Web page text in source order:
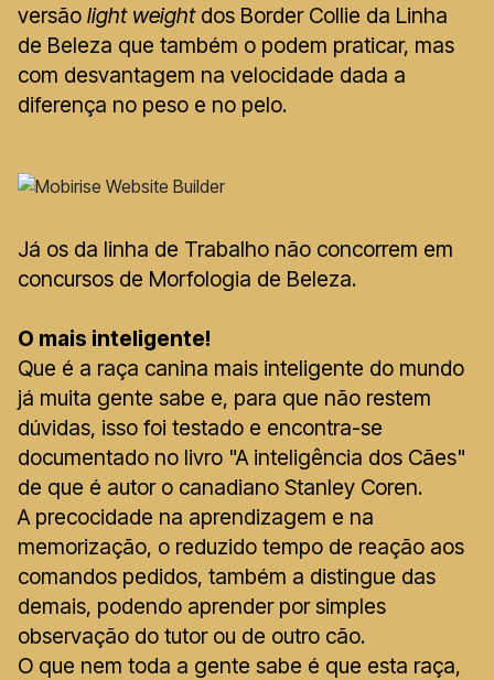
versão light weightdos Border Collie da Linha
de Beleza que também o podem praticar, mas
com desvantagem na velocidade dada a
diferença no peso e no pelo.
Já os da linha de Trabalho não concorrem em
concursos de Morfologia de Beleza.
O mais inteligente!
Que é a raça canina mais inteligente do mundo
já muita gente sabe e, para que não restem
dúvidas, isso foi testado e encontra-se
documentado no livro "A inteligência dos Cães"
de que é autor o canadiano Stanley Coren.
A precocidade na aprendizagem e na
memorização, o reduzido tempo de reação aos
comandos pedidos, também a distingue das
demais, podendo aprender por simples
observação do tutor ou de outro cão.
O que nem toda a gente sabe é que esta raça,